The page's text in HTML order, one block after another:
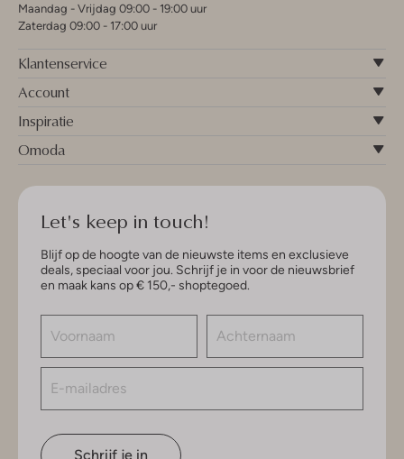
Maandag - Vrijdag 09:00 - 19:00 uur
Zaterdag 09:00 - 17:00 uur
Klantenservice
Account
Inspiratie
Omoda
Let's keep in touch!
Blijf op de hoogte van de nieuwste items en exclusieve
deals, speciaal voor jou. Schrijf je in voor de nieuwsbrief
en maak kans op € 150,- shoptegoed.
Schrijf je in